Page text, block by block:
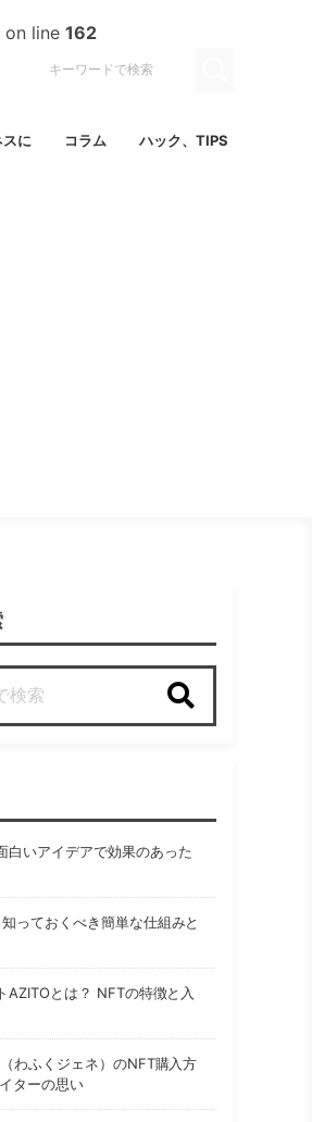
on line 162
に コラム ハック、TIPS
白いアイデアで効果のあった
っておくべき簡単な仕組みと
AZITOとは？ NFTの特徴と入
わふくジェネ）のNFT購入方
ターの思い